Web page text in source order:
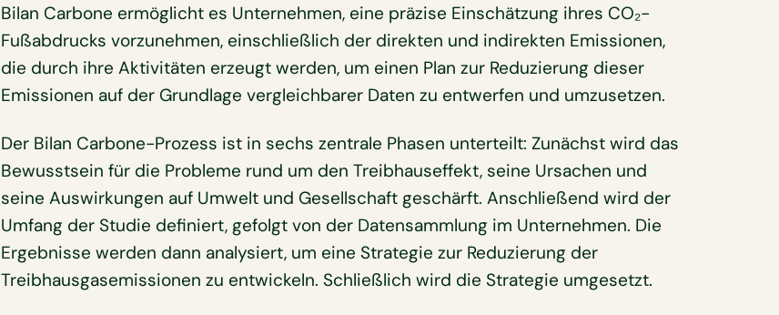
Bilan Carbone ermöglicht es Unternehmen, eine präzise Einschätzung ihres CO₂-
Fußabdrucks vorzunehmen, einschließlich der direkten und indirekten Emissionen,
die durch ihre Aktivitäten erzeugt werden, um einen Plan zur Reduzierung dieser
Emissionen auf der Grundlage vergleichbarer Daten zu entwerfen und umzusetzen.
Der Bilan Carbone-Prozess ist in sechs zentrale Phasen unterteilt: Zunächst wird das
Bewusstsein für die Probleme rund um den Treibhauseffekt, seine Ursachen und
seine Auswirkungen auf Umwelt und Gesellschaft geschärft. Anschließend wird der
Umfang der Studie definiert, gefolgt von der Datensammlung im Unternehmen. Die
Ergebnisse werden dann analysiert, um eine Strategie zur Reduzierung der
Treibhausgasemissionen zu entwickeln. Schließlich wird die Strategie umgesetzt.